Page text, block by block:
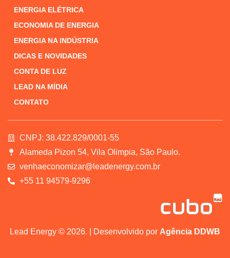
ENERGIA ELÉTRICA
ECONOMIA DE ENERGIA
ENERGIA NA INDÚSTRIA
DICAS E NOVIDADES
CONTA DE LUZ
LEAD NA MÍDIA
CONTATO
CNPJ: 38.422.829/0001-55
Alameda Pizon 54, Vila Olimpia, São Paulo.
venhaeconomizar@leadenergy.com.br
+55 11 94579-9296
Lead Energy © 2026. | Desenvolvido por Agência DDWB